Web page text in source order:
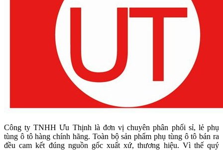
Công ty TNHH Ưu Thịnh là đơn vị chuyên phân phối sỉ, lẻ phụ
tùng ô tô hàng chính hãng. Toàn bộ sản phẩm phụ tùng ô tô bán ra
đều cam kết đúng nguồn gốc xuất xứ, thương hiệu. Vì thế quý